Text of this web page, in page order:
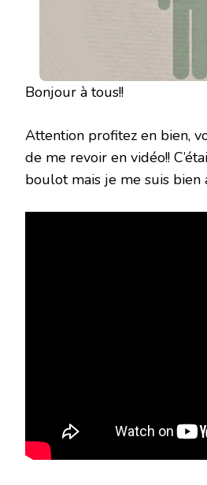
Bonjour à tous!!
Attention profitez en bien,
de me revoir en vidéo!!
boulot mais je me suis bien